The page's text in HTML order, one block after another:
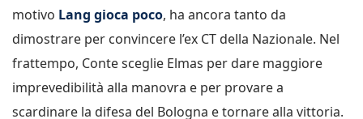
motivo Lang gioca poco, ha ancora tanto da
dimostrare per convincere l’ex CT della Nazionale. Nel
frattempo, Conte sceglie Elmas per dare maggiore
imprevedibilità alla manovra e per provare a
scardinare la difesa del Bologna e tornare alla vittoria.